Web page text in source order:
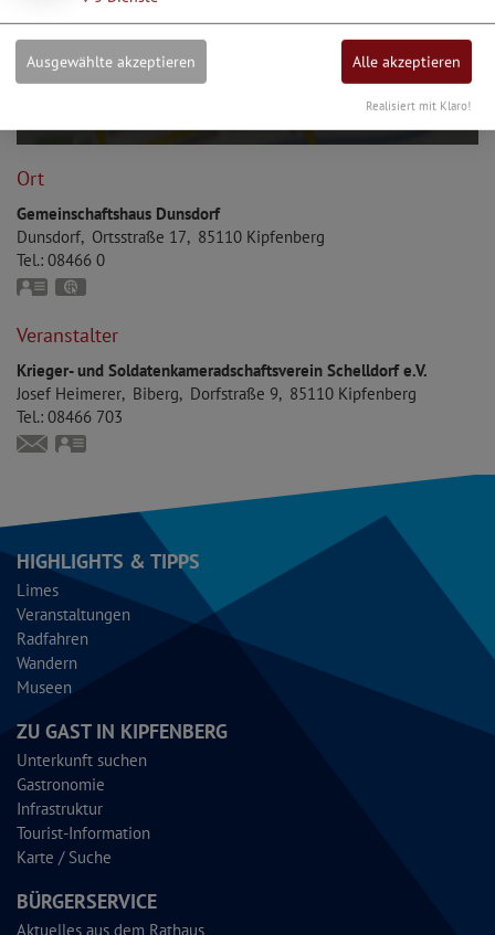
Möchten Sie von Google Maps bereitgestellte externe
Inhalte laden?
Ort
Gemeinschaftshaus Dunsdorf
Dunsdorf Ortsstraße 17 85110 Kipfenberg
Tel.: 08466 0
vCard
Veranstalter
Krieger- und Soldatenkameradschaftsverein Schelldorf e.V.
Josef Heimerer Biberg Dorfstraße 9 85110 Kipfenberg
Tel.: 08466 703
haag329@aol.com
HIGHLIGHTS & TIPPS
Limes
Veranstaltungen
Radfahren
Wandern
Museen
ZU GAST IN KIPFENBERG
Unterkunft suchen
Gastronomie
Infrastruktur
Tourist-Information
Karte / Suche
BÜRGERSERVICE
Aktuelles aus dem Rathaus
Ausgewählte akzeptieren Alle akzeptieren
Realisiert mit Klaro!